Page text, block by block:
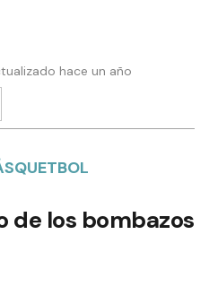
hace un año
de los bombazos